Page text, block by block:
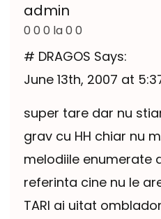
admin
0 0 0 la 0 0
# DRAGOS Says:
June 13th, 2007 at
super tare dar nu
grav cu HH chiar nu
melodiile enumerate
referinta cine nu le
TARI ai uitat